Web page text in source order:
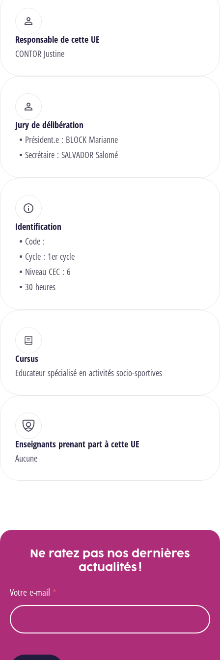
Responsable de cette UE
CONTOR Justine
Jury de délibération
Président.e : BLOCK Marianne
Secrétaire : SALVADOR Salomé
Identification
Code :
Cycle : 1er cycle
Niveau CEC : 6
30 heures
Cursus
Educateur spécialisé en activités socio-sportives
Enseignants prenant part à cette UE
Aucune
Ne ratez pas nos dernières
actualités !
Votre e-mail *